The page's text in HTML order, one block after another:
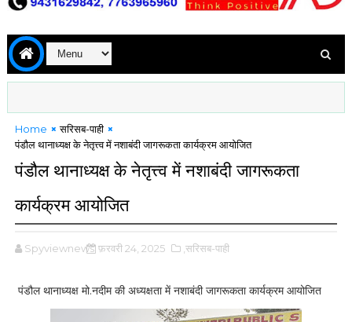
Home
सरिसब-पाही
पंडौल थानाध्यक्ष के नेतृत्त्व में नशाबंदी जागरूकता कार्यक्रम आयोजित
पंडौल थानाध्यक्ष के नेतृत्त्व में नशाबंदी जागरूकता
कार्यक्रम आयोजित
Spyviewnews फ़रवरी 24, 2025 ,सरिसब-पाही
पंडौल थानाध्यक्ष मो.नदीम की अध्यक्षता में नशाबंदी जागरूकता कार्यक्रम आयोजित